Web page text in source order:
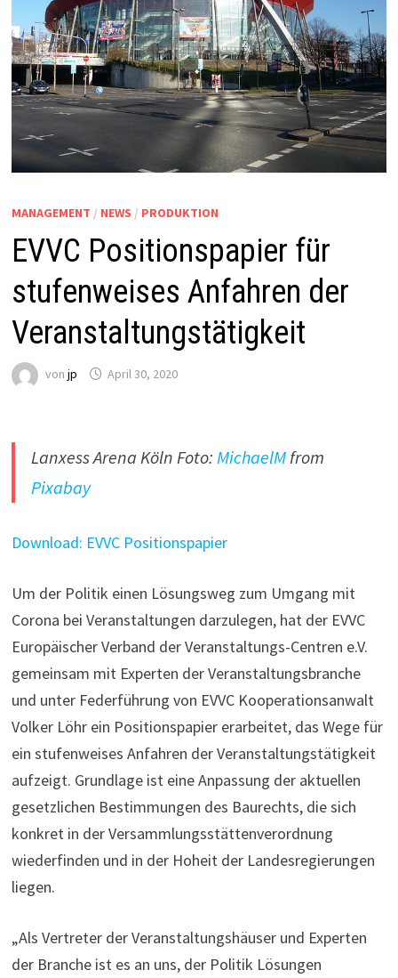
MANAGEMENT / NEWS / PRODUKTION
EVVC Positionspapier für
stufenweises Anfahren der
Veranstaltungstätigkeit
vonjp April 30, 2020
Lanxess Arena Köln Foto:MichaelM from
Pixabay
Download: EVVC Positionspapier
Um der Politik einen Lösungsweg zum Umgang mit
Corona bei Veranstaltungen darzulegen, hat der EVVC
Europäischer Verband der Veranstaltungs-Centren e.V.
gemeinsam mit Experten der Veranstaltungsbranche
und unter Federführung von EVVC Kooperationsanwalt
Volker Löhr ein Positionspapier erarbeitet, das Wege für
ein stufenweises Anfahren der Veranstaltungstätigkeit
aufzeigt. Grundlage ist eine Anpassung der aktuellen
gesetzlichen Bestimmungen des Baurechts, die sich
konkret in der Versammlungsstättenverordnung
wiederfinden und in der Hoheit der Landesregierungen
liegen.
„Als Vertreter der Veranstaltungshäuser und Experten
der Branche ist es an uns, der Politik Lösungen